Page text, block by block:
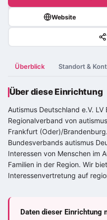
Website
Überblick Standort &
Über diese Einrichtung
Autismus Deutschland e.V.
Regionalverband von
Frankfurt (Oder)/
Bundesverbands autismus
Interessen von Menschen im
Familien in der Region. Wir
Interessenvertretung auf
Daten dieser Einrichtung